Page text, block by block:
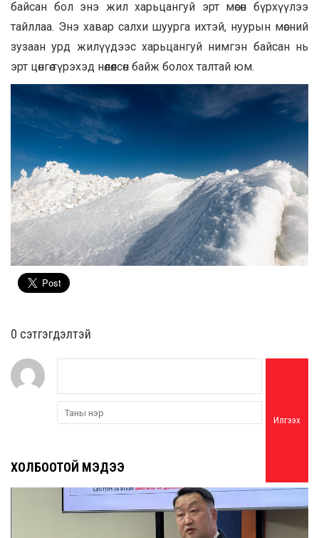
байсан бол энэ жил харьцангуй эрт мөсөн бүрхүүлээ
тайллаа. Энэ хавар салхи шуурга ихтэй, нуурын мөсний
зузаан урд жилүүдээс харьцангуй нимгэн байсан нь
эрт цөнгөө түрэхэд нөлөөлсөн байж болох талтай юм.
0 cэтгэгдэлтэй
Илгээх
ХОЛБООТОЙ МЭДЭЭ